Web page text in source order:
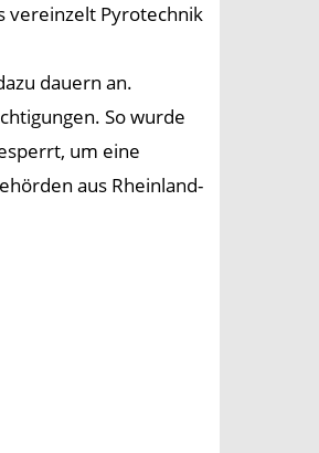
vereinzelt Pyrotechnik
dauern an.
So wurde
um eine
aus Rheinland-